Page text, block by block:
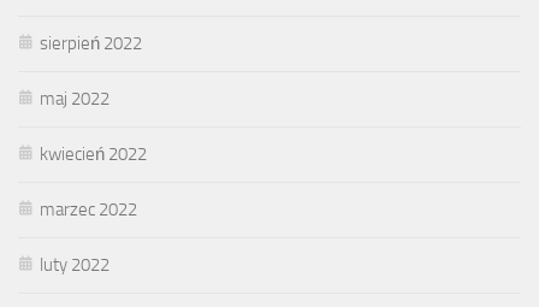
sierpień 2022
maj 2022
kwiecień 2022
marzec 2022
luty 2022